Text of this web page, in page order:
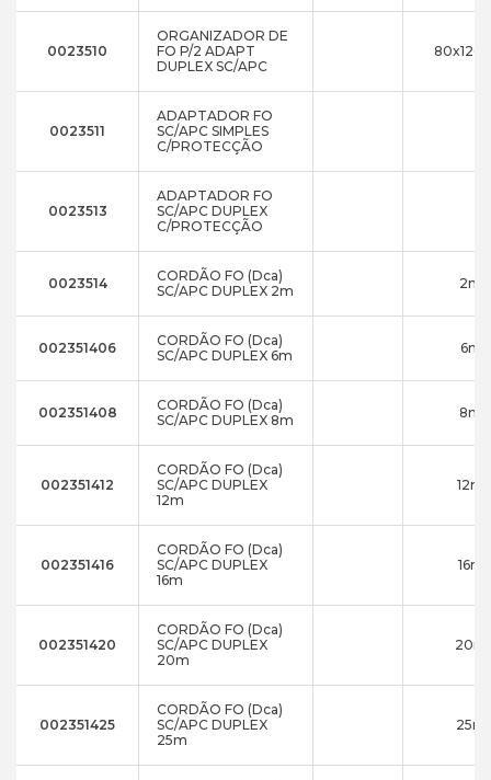
0023510
ORGANIZADOR DE
FO P/2 ADAPT
DUPLEX SC/APC
0023511
ADAPTADOR FO
SC/APC SIMPLES
C/PROTECÇÃO
0023513
ADAPTADOR FO
SC/APC DUPLEX
C/PROTECÇÃO
0023514
CORDÃO FO (Dca)
SC/APC DUPLEX 2m
2m
002351406
CORDÃO FO (Dca)
SC/APC DUPLEX 6m
6m
002351408
CORDÃO FO (Dca)
SC/APC DUPLEX 8m
8m
002351412
CORDÃO FO (Dca)
SC/APC DUPLEX
12m
12m
002351416
CORDÃO FO (Dca)
SC/APC DUPLEX
16m
16m
002351420
CORDÃO FO (Dca)
SC/APC DUPLEX
20m
20m
002351425
CORDÃO FO (Dca)
SC/APC DUPLEX
25m
25m